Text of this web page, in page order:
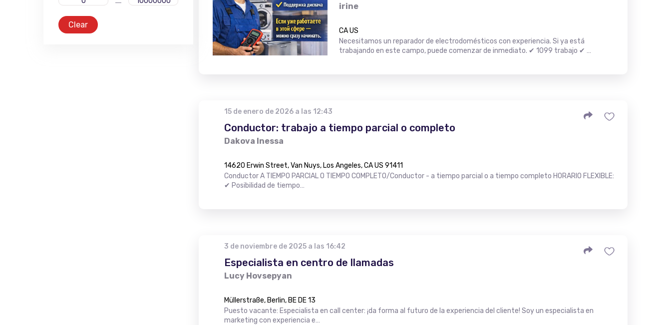
Clear
irine
CA US
Necesitamos un reparador de electrodomésticos con experiencia. Si ya está
trabajando en este campo, puede comenzar de inmediato. ✔ 1099 trabajo ✔ …
15 de enero de 2026 a las 12:43
Conductor: trabajo a tiempo parcial o completo
Dakova Inessa
14620 Erwin Street, Van Nuys, Los Angeles, CA US 91411
Conductor A TIEMPO PARCIAL O TIEMPO COMPLETO/Conductor - a tiempo parcial o a tiempo completo HORARIO FLEXIBLE:
✔ Posibilidad de tiempo…
3 de noviembre de 2025 a las 16:42
Especialista en centro de llamadas
Lucy Hovsepyan
Müllerstraße, Berlin, BE DE 13
Puesto vacante: Especialista en call center: ¡da forma al futuro de la experiencia del cliente! Soy un especialista en
marketing con experiencia e…